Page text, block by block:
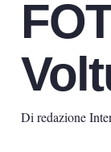
Di redazione